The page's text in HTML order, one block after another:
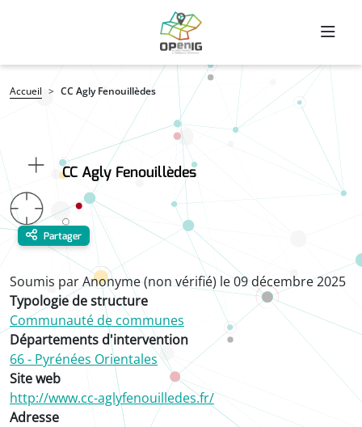
Fil d'Ariane
Accueil CC Agly Fenouillèdes
CC Agly Fenouillèdes
Partager
Soumis parAnonyme (non vérifié) le09 décembre 2025
Typologie de structure
Communauté de communes
Départements d'intervention
66 - Pyrénées Orientales
Site web
http://www.cc-aglyfenouilledes.fr/
Adresse